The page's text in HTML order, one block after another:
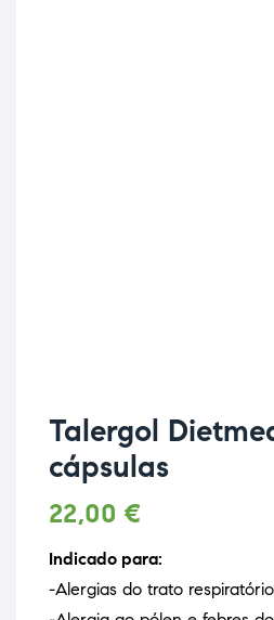
Talergol
cápsulas
22,00 €
Indicado para:
-Alergias do trato